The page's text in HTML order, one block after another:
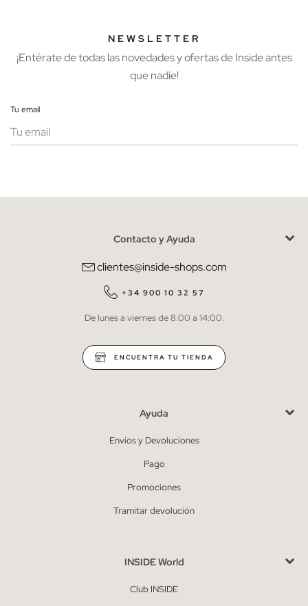
NEWSLETTER
¡Entérate de todas las novedades y ofertas de Inside antes
que nadie!
Tu email
He leído y entiendo lapolítica de privacidad
QUIERO SUSCRIBIRME
* Puedes cancelar la suscripción en cualquier momento.
Contacto y Ayuda
clientes@inside-shops.com
+34 900 10 32 57
De lunes a viernes de 8:00 a 14:00.
ENCUENTRA TU TIENDA
Ayuda
Envíos y Devoluciones
Pago
Promociones
Tramitar devolución
INSIDE World
Club INSIDE